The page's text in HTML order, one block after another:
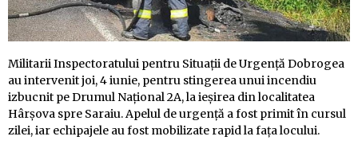
Militarii Inspectoratului pentru Situații de Urgență Dobrogea
au intervenit joi, 4 iunie, pentru stingerea unui incendiu
izbucnit pe Drumul Național 2A, la ieșirea din localitatea
Hârșova spre Saraiu. Apelul de urgență a fost primit în cursul
zilei, iar echipajele au fost mobilizate rapid la fața locului.